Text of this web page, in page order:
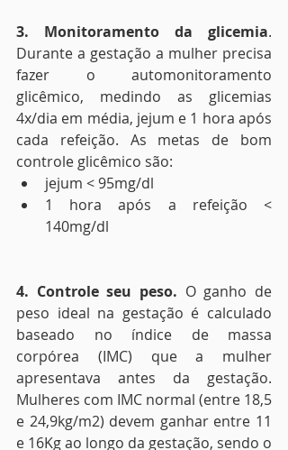
3. Monitoramento da glicemia.
Durante a gestação a mulher precisa
fazer o automonitoramento
glicêmico, medindo as glicemias
4x/dia em média, jejum e 1 hora após
cada refeição. As metas de bom
controle glicêmico são:
jejum < 95mg/dl
1 hora após a refeição <
140mg/dl
4. Controle seu peso. O ganho de
peso ideal na gestação é calculado
baseado no índice de massa
corpórea (IMC) que a mulher
apresentava antes da gestação.
Mulheres com IMC normal (entre 18,5
e 24,9kg/m2) devem ganhar entre 11
e 16Kg ao longo da gestação, sendo o